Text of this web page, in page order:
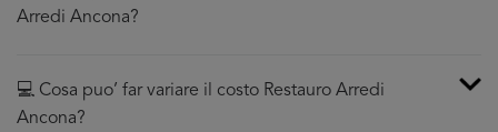
Arredi Ancona?
💻 Cosa puo’ far variare il costo Restauro Arredi
Ancona?